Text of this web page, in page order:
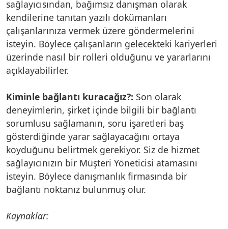
sağlayıcısından, bağımsız danışman olarak
kendilerine tanıtan yazılı dokümanları
çalışanlarınıza vermek üzere göndermelerini
isteyin. Böylece çalışanların gelecekteki kariyerleri
üzerinde nasıl bir rolleri olduğunu ve yararlarını
açıklayabilirler.
Kiminle bağlantı kuracağız?: Son olarak
deneyimlerin, şirket içinde bilgili bir bağlantı
sorumlusu sağlamanın, soru işaretleri baş
gösterdiğinde yarar sağlayacağını ortaya
koyduğunu belirtmek gerekiyor. Siz de hizmet
sağlayıcınızın bir Müşteri Yöneticisi atamasını
isteyin. Böylece danışmanlık firmasında bir
bağlantı noktanız bulunmuş olur.
Kaynaklar: